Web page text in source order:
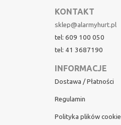
KONTAKT
sklep@alarmyhurt.pl
tel: 609 100 050
tel: 41 3687190
INFORMACJE
Dostawa / Płatności
Regulamin
Polityka plików cookie